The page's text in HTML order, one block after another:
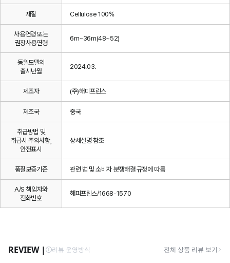
재질 Cellulose 100%
사용연령 또는
권장사용연령
6m~36m(48~52)
동일모델의
출시년월
2024.03.
제조자 (주)해피프린스
제조국 중국
취급방법 및
취급시 주의사항,
안전표시
상세설명 참조
품질보증기준 관련 법 및 소비자 분쟁해결 규정에 따름
A/S 책임자와
전화번호
해피프린스/1668-1570